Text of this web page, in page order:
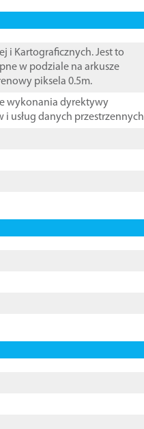
i Kartograficznych. Jest to
w podziale na arkusze
piksela 0.5m.
wykonania dyrektywy
usług danych przestrzennych